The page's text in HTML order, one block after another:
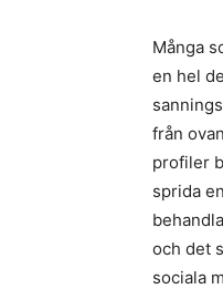
Många
en hel
från
profiler
sprida
och det
sociala